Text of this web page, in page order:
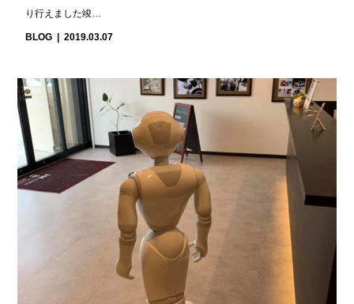
り行えました竣…
BLOG 2019.03.07